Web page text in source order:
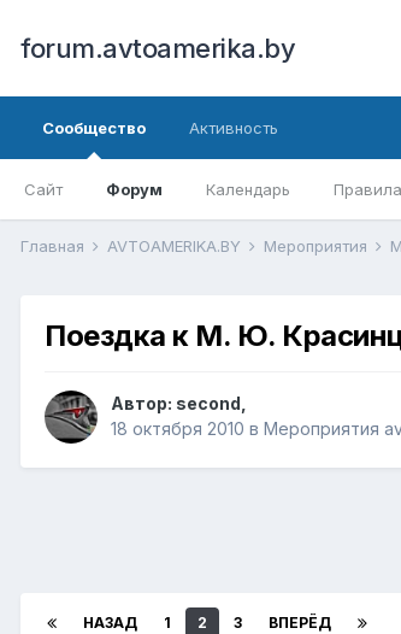
forum.avtoamerika.by
Сообщество
Сайт Форум Календарь Правила
Активность
Главная AVTOAMERIKA.BY Мероприятия
Поездка к М. Ю.
Автор: second
18 октября 2010 в Мероприятия
НАЗАД 1 2 3 ВПЕРЁД